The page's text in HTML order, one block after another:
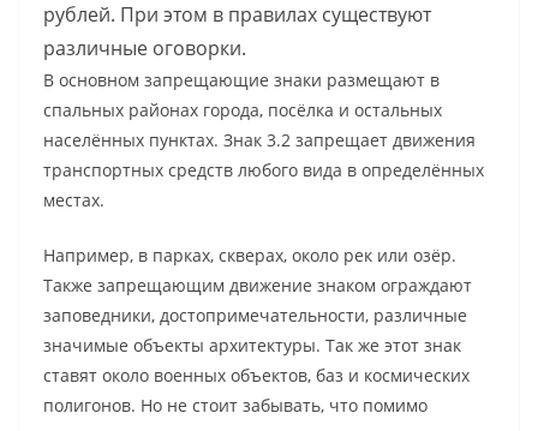
рублей. При этом в правилах существуют
различные оговорки.
В основном запрещающие знаки размещают в
спальных районах города, посёлка и остальных
населённых пунктах. Знак 3.2 запрещает движения
транспортных средств любого вида в определённых
местах.
Например, в парках, скверах, около рек или озёр.
Также запрещающим движение знаком ограждают
заповедники, достопримечательности, различные
значимые объекты архитектуры. Так же этот знак
ставят около военных объектов, баз и космических
полигонов. Но не стоит забывать, что помимо